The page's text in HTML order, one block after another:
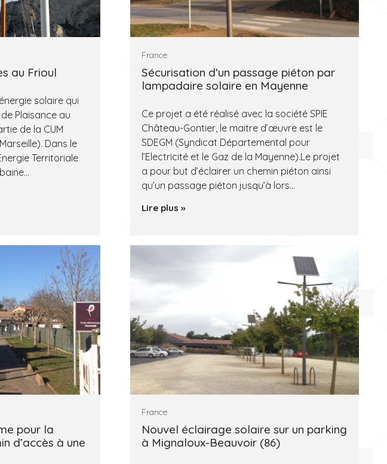
au Frioul
solaire qui
Plaisance au
de la CUM
Dans le
Territoriale
France
Sécurisation d’un passage piéton par
lampadaire solaire en Mayenne
Ce projet a été réalisé avec la société SPIE
Château-Gontier, le maitre d’œuvre est le
SDEGM (Syndicat Départemental pour
l’Electricité et le Gaz de la Mayenne).Le projet
a pour but d’éclairer un chemin piéton ainsi
qu’un passage piéton jusqu’à lors…
Lire plus »
pour la
d’accès à une
France
Nouvel éclairage solaire sur un parking
à Mignaloux-Beauvoir (86)